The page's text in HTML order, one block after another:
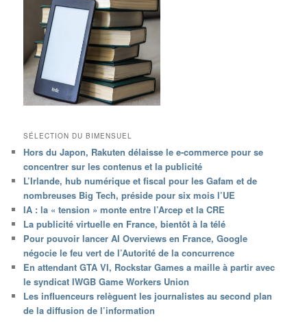
SÉLECTION DU BIMENSUEL
Hors du Japon, Rakuten délaisse le e-commerce pour se
concentrer sur les contenus et la publicité
L’Irlande, hub numérique et fiscal pour les Gafam et de
nombreuses Big Tech, préside pour six mois l’UE
IA : la « tension » monte entre l’Arcep et la CRE
La publicité virtuelle en France, bientôt à la télé
Pour pouvoir lancer AI Overviews en France, Google
négocie le feu vert de l’Autorité de la concurrence
En attendant GTA VI, Rockstar Games a maille à partir avec
le syndicat IWGB Game Workers Union
Les influenceurs relèguent les journalistes au second plan
de la diffusion de l’information